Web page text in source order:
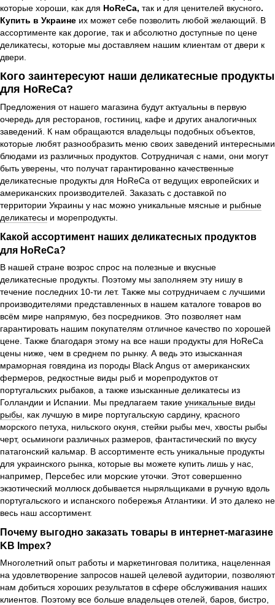
которые хороши, как для HoReCa, так и для ценителей вкусного.
Купить в Украине их может себе позволить любой желающий. В
ассортименте как дорогие, так и абсолютно доступные по цене
деликатесы, которые мы доставляем нашим клиентам от двери к
двери.
Кого заинтересуют наши деликатесные продукты
для HoReCa?
Предложения от нашего магазина будут актуальны в первую
очередь для ресторанов, гостиниц, кафе и других аналогичных
заведений. К нам обращаются владельцы подобных объектов,
которые любят разнообразить меню своих заведений интересными
блюдами из различных продуктов. Сотрудничая с нами, они могут
быть уверены, что получат гарантированно качественные
деликатесные продукты для HoReCa от ведущих европейских и
американских производителей. Заказать с доставкой по
территории Украины у нас можно уникальные мясные и рыбные
деликатесы и морепродукты.
Какой ассортимент наших деликатесных продуктов
для HoReCa?
В нашей стране возрос спрос на полезные и вкусные
деликатесные продукты. Поэтому мы заполняем эту нишу в
течение последних 10-ти лет. Также мы сотрудничаем с лучшими
производителями представленных в нашем каталоге товаров во
всём мире напрямую, без посредников. Это позволяет нам
гарантировать нашим покупателям отличное качество по хорошей
цене. Также благодаря этому на все наши продукты для HoReCa
цены ниже, чем в среднем по рынку. А ведь это изысканная
мраморная говядина из породы Black Angus от американских
фермеров, редкостные виды рыб и морепродуктов от
португальских рыбаков, а также изысканные деликатесы из
Голландии и Испании. Мы предлагаем такие уникальные виды
рыбы , как лучшую в мире португальскую сардину, красного
морского петуха, нильского окуня, стейки рыбы меч, хвосты рыбы
черт, осьминоги различных размеров, фантастический по вкусу
патагонский кальмар. В ассортименте есть уникальные продукты
для украинского рынка, которые вы можете купить лишь у нас,
например, Персебес или морские уточки. Этот совершенно
экзотический моллюск добывается ныряльщиками в ручную вдоль
португальского и испанского побережья Атлантики. И это далеко не
весь наш ассортимент.
Почему выгодно заказать товары в интернет-магазине
KB Impex?
Многолетний опыт работы и маркетинговая политика, нацеленная
на удовлетворение запросов нашей целевой аудитории, позволяют
нам добиться хороших результатов в сфере обслуживания наших
клиентов. Поэтому все больше владельцев отелей, баров, бистро,